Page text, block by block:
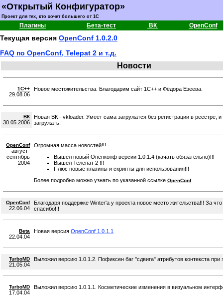
«Открытый Конфигуратор»
Проект для тех, кто хочет большего от 1С
Плагины Бета-тест ВК OpenConf
Текущая версия OpenConf 1.0.2.0
FAQ по OpenConf, Telepat 2 и т.д.
Новости
1C++
29.08.06
Новое местожительства. Благодарим сайт 1С++ и Фёдора Езеева.
ВК
30.05.2006
Новая ВК - vkloader. Умеет сама загружатся без регистрации в реестре, и
загружать.
OpenConf
август-
сентябрь
2004
Огромная масса новостей!!!
Вышел новый Опенконф версии 1.0.1.4 (качать обязательно)!!!
Вышел Телепат 2 !!!
Плюс новые плагины и скрипты для использования!!!
Более подробно можно узнать по указанной ссылке OpenConf.
OpenConf
22.06.04
Благодаря поддержке Winter'a у проекта новое место жительства!!! За
спасибо!!!
Beta
22.04.04
Новая версия OpenConf 1.0.1.1
TurboMD
21.05.04
Выложил версию 1.0.1.2. Пофиксен баг "сдвига" атрибутов контекста при
TurboMD
17.04.04
Выложил версию 1.0.1.1. Косметические изменения в визуальном